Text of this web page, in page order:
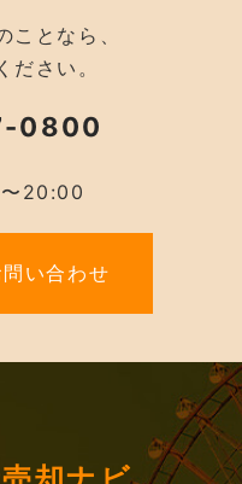
ことなら、
ださい。
0800
20:00
い合わせ